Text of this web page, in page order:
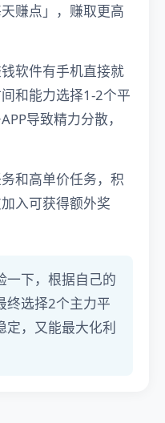
赚点」，赚取更高
软件有手机直接就
和能力选择1-2个平
导致精力分散，
和高单价任务，积
入可获得额外奖
一下，根据自己的
终选择2个主力平
定，又能最大化利